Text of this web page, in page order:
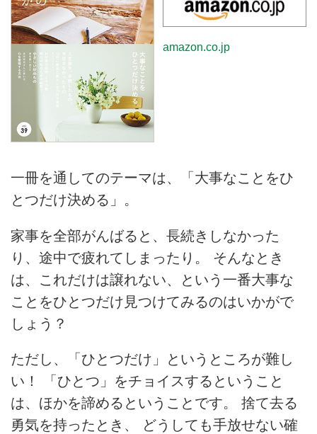
amazon.co.jp
一冊を通してのテーマは、「大事なことをひ
とつだけ決める」。
家事を全部がんばると、長続きしなかった
り、途中で疲れてしまったり。 そんなとき
は、これだけは譲れない、という一番大事な
ことをひとつだけ見つけてみるのはいかがで
しょう？
ただし、「ひとつだけ」というところが難し
い！ 「ひとつ」をチョイスするということ
は、ほかを諦めるということです。 捨て去る
勇気を持ったとき、 どうしても手放せない確